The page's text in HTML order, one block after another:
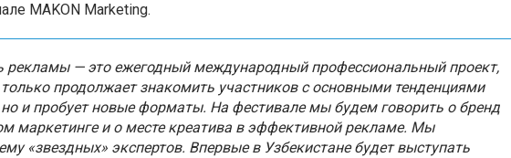
MAKON Marketing.
рекламы — это ежегодный международный профессиональный проект,
продолжает знакомить участников с основными тенденциями
и пробует новые форматы. На фестивале мы будем говорить о бренд
маркетинге и о месте креатива в эффективной рекламе. Мы
«звездных» экспертов. Впервые в Узбекистане будет выступать